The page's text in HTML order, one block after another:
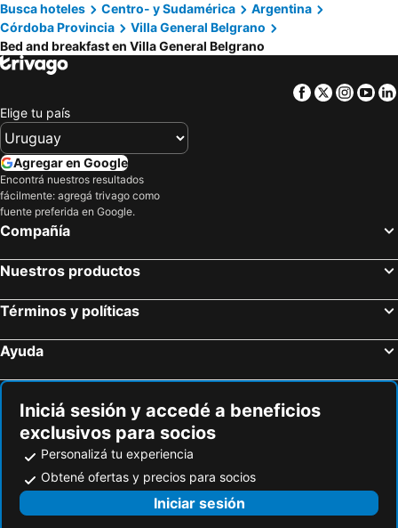
Busca hoteles Centro- y Sudamérica
Argentina
Córdoba Provincia
Villa General Belgrano
Bed and breakfast en Villa General Belgrano
Facebook
Twitter
Elige tu país
Agregar en Google
Encontrá nuestros resultados
fácilmente: agregá trivago como
fuente preferida en Google.
Compañía
Nuestros productos
Términos y políticas
Ayuda
Iniciá sesión y accedé a beneficios
exclusivos para socios
Personalizá tu experiencia
Obtené ofertas y precios para socios
Iniciar sesión